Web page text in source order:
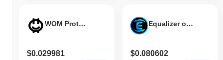
WOM Protocol
$0.029981
Equalizer on Sonic
$0.080602